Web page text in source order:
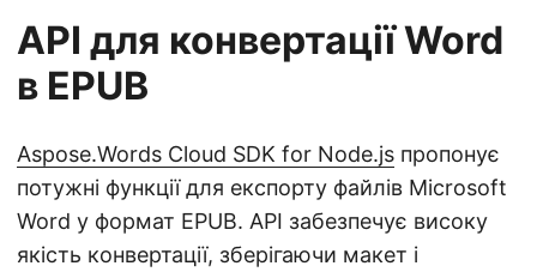
API для конвертації Word
в EPUB
Aspose.Words Cloud SDK for Node.js пропонує
потужні функції для експорту файлів Microsoft
Word у формат EPUB. API забезпечує високу
якість конвертації, зберігаючи макет і